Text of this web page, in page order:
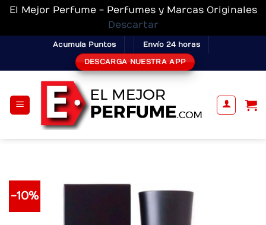
El Mejor Perfume - Perfumes y Marcas Originales
Descartar
content
Acumula Puntos Envío 24 horas
DESCARGA NUESTRA APP
-10%